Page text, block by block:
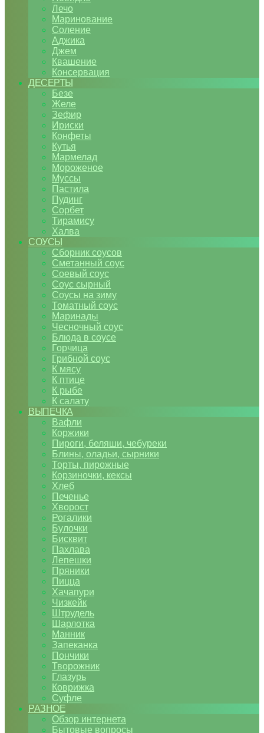
Лечо
Маринование
Соление
Аджика
Джем
Квашение
Консервация
ДЕСЕРТЫ
Безе
Желе
Зефир
Ириски
Конфеты
Кутья
Мармелад
Мороженое
Муссы
Пастила
Пудинг
Сорбет
Тирамису
Халва
СОУСЫ
Сборник соусов
Сметанный соус
Соевый соус
Соус сырный
Соусы на зиму
Томатный соус
Маринады
Чесночный соус
Блюда в соусе
Горчица
Грибной соус
К мясу
К птице
К рыбе
К салату
ВЫПЕЧКА
Вафли
Коржики
Пироги, беляши, чебуреки
Блины, оладьи, сырники
Торты, пирожные
Корзиночки, кексы
Хлеб
Печенье
Хворост
Рогалики
Булочки
Бисквит
Пахлава
Лепешки
Пряники
Пицца
Хачапури
Чизкейк
Штрудель
Шарлотка
Манник
Запеканка
Пончики
Творожник
Глазурь
Коврижка
Суфле
РАЗНОЕ
Обзор интернета
Бытовые вопросы